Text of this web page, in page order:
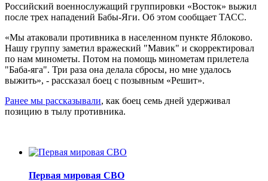
Российский военнослужащий группировки «Восток» выжил
после трех нападений Бабы-Яги. Об этом сообщает ТАСС.
«Мы атаковали противника в населенном пункте Яблоково.
Нашу группу заметил вражеский "Мавик" и скорректировал
по нам минометы. Потом на помощь минометам прилетела
"Баба-яга". Три раза она делала сбросы, но мне удалось
выжить», - рассказал боец с позывным «Решит».
Ранее мы рассказывали, как боец семь дней удерживал
позицию в тылу противника.
Первая мировая СВО